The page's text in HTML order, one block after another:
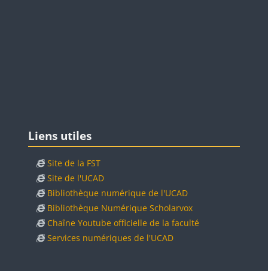
Blocs
Liens utiles
Site de la FST
Site de l'UCAD
Bibliothèque numérique de l'UCAD
Bibliothèque Numérique Scholarvox
Chaîne Youtube officielle de la faculté
Services numériques de l'UCAD